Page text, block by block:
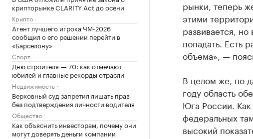
крипторынке CLARITY Act до осени
Крипто
Агент лучшего игрока ЧМ-2026
сообщил о его решении перейти в
«Барселону»
Спорт
Дню строителя — 70: как отмечают
юбилей и главные рекорды отрасли
Недвижимость
Верховный суд запретил лишать прав
без подтверждения личности водителя
Общество
Как объяснить инвесторам, почему они
могут доверять деньги компании
рынки, теперь
этими
развивается, но
попадать. Есть
объема», —
В целом же, по
году область
Юга России. Как
федеральных
высокий